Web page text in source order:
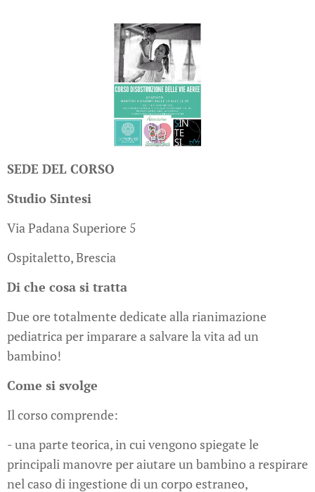
SEDE DEL CORSO
Studio Sintesi
Via Padana Superiore 5
Ospitaletto, Brescia
Di che cosa si tratta
Due ore totalmente dedicate alla rianimazione
pediatrica per imparare a salvare la vita ad un
bambino!
Come si svolge
Il corso comprende:
- una parte teorica, in cui vengono spiegate le
principali manovre per aiutare un bambino a respirare
nel caso di ingestione di un corpo estraneo,